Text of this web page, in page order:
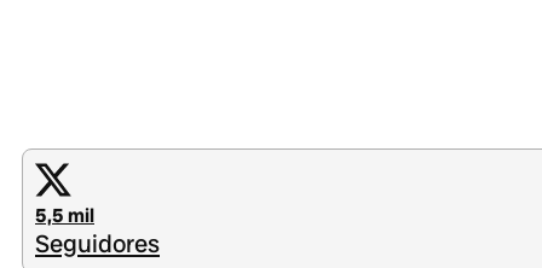
5,5 mil
Seguidores